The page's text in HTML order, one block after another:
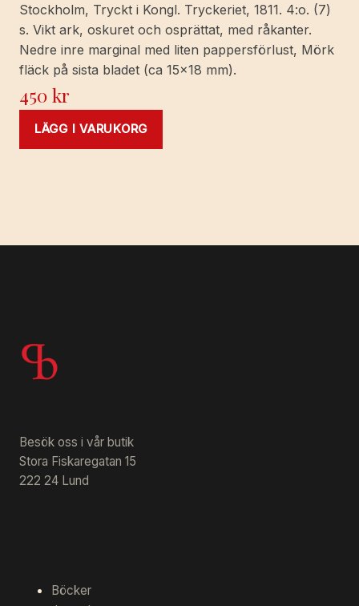
Stockholm, Tryckt i Kongl. Tryckeriet, 1811. 4:o. (7)
s. Vikt ark, oskuret och osprättat, med råkanter.
Nedre inre marginal med liten pappersförlust, Mörk
fläck på sista bladet (ca 15x18 mm).
450kr
LÄGG I VARUKORG
Besök oss i vår butik
Stora Fiskaregatan 15
222 24 Lund
Böcker